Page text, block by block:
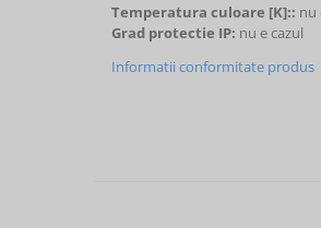
Temperatura culoare [K]:: nu
Grad protectie IP: nu e cazul
Informatii conformitate produs